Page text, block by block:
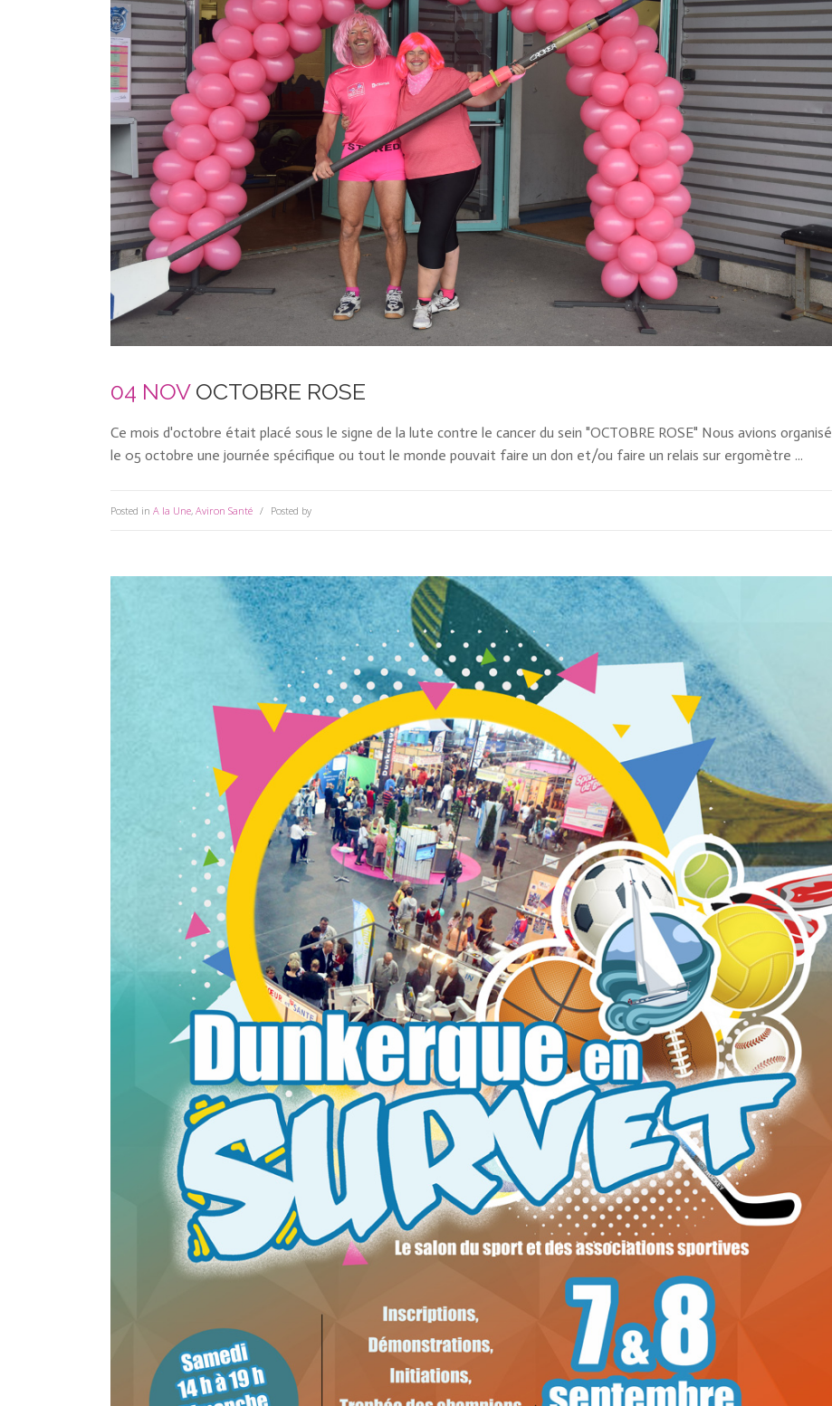
04 NOV OCTOBRE ROSE
Ce mois d'octobre était placé sous le signe de la lute contre le cancer du sein "OCTOBRE ROSE" Nous avions organisé
le 05 octobre une journée spécifique ou tout le monde pouvait faire un don et/ou faire un relais sur ergomètre ...
Posted in A la Une, Aviron Santé Posted by